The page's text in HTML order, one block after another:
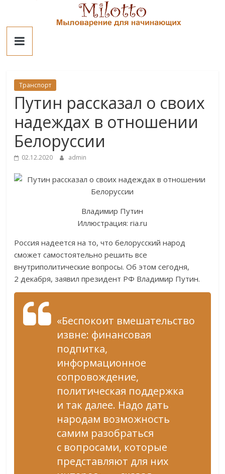
contentМилотто
Транспорт
Путин рассказал о своих
надеждах в отношении
Белоруссии
02.12.2020 admin
Владимир Путин
Иллюстрация: ria.ru
Россия надеется на то, что белорусский народ
сможет самостоятельно решить все
внутриполитические вопросы. Об этом сегодня,
2 декабря, заявил президент РФ Владимир Путин.
«Беспокоит вмешательство
извне: финансовая
подпитка,
информационное
сопровождение,
политическая поддержка
и так далее. Надо дать
народам возможность
самим разобраться
с вопросами, которые
представляют для них